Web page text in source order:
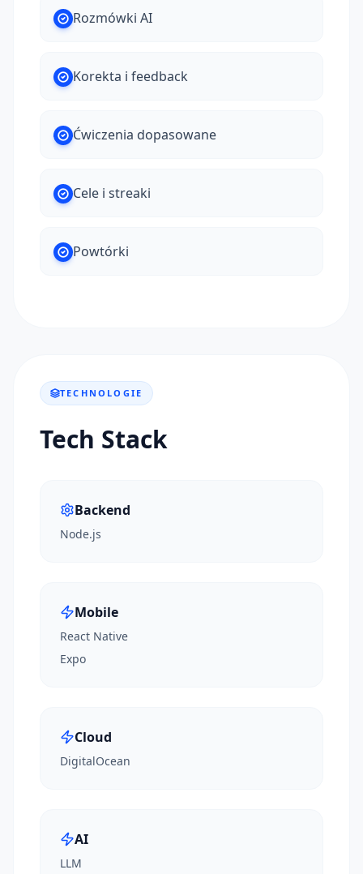
Rozmówki AI
Korekta i feedback
Ćwiczenia dopasowane
Cele i streaki
Powtórki
TECHNOLOGIE
Tech Stack
Backend
Node.js
Mobile
React Native
Expo
Cloud
DigitalOcean
AI
LLM